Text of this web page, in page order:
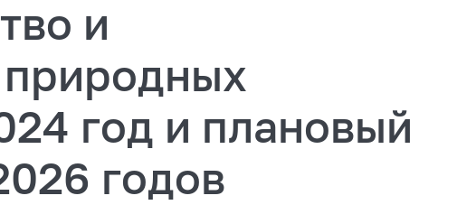
и
год и плановый
годов